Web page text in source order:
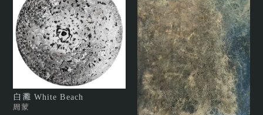
白灘 White Beach
周蒙